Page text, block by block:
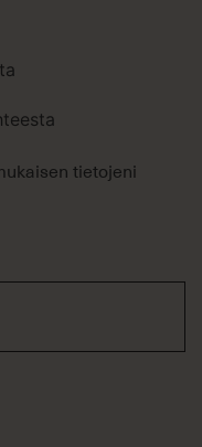
tietojeni